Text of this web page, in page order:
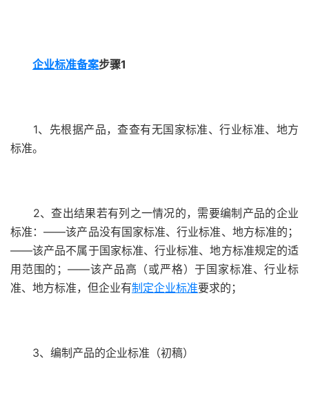
企业标准备案步骤1
1、先根据产品，查查有无国家标准、行业标准、地方
标准。
2、查出结果若有列之一情况的，需要编制产品的企业
标准：——该产品没有国家标准、行业标准、地方标准的；
——该产品不属于国家标准、行业标准、地方标准规定的适
用范围的；——该产品高（或严格）于国家标准、行业标
准、地方标准，但企业有制定企业标准要求的；
3、编制产品的企业标准（初稿）